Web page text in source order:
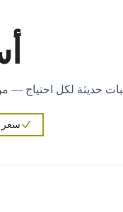
حديثة لكل احتياج —
سعر